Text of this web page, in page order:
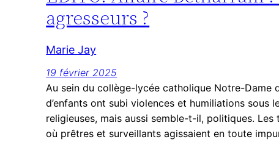
agresseurs ?
Marie Jay
19 février 2025
Au sein du collège-lycée catholique Notre-Dame
d’enfants ont subi violences et humiliations sous
religieuses, mais aussi semble-t-il, politiques.
où prêtres et surveillants agissaient en toute